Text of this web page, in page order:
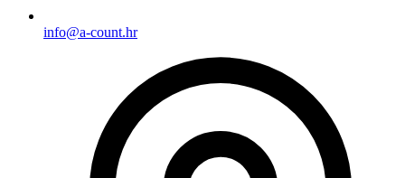
info@a-count.hr